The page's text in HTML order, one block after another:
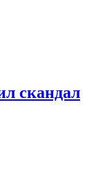
скандал